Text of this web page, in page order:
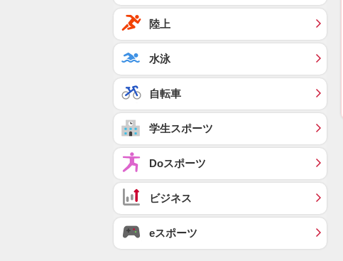
陸上
水泳
自転車
学生スポーツ
Doスポーツ
ビジネス
eスポーツ